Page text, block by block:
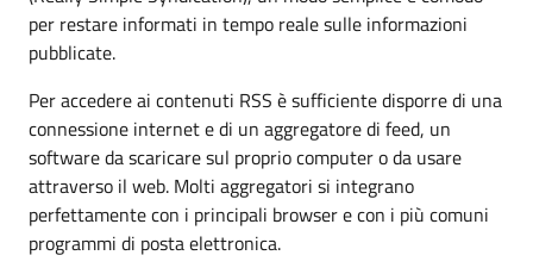
per restare informati in tempo reale sulle informazioni
pubblicate.
Per accedere ai contenuti RSS è sufficiente disporre di una
connessione internet e di un aggregatore di feed, un
software da scaricare sul proprio computer o da usare
attraverso il web. Molti aggregatori si integrano
perfettamente con i principali browser e con i più comuni
programmi di posta elettronica.